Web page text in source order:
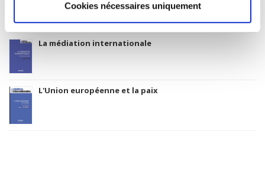
Cookies nécessaires uniquement
La médiation internationale
L'Union européenne et la paix